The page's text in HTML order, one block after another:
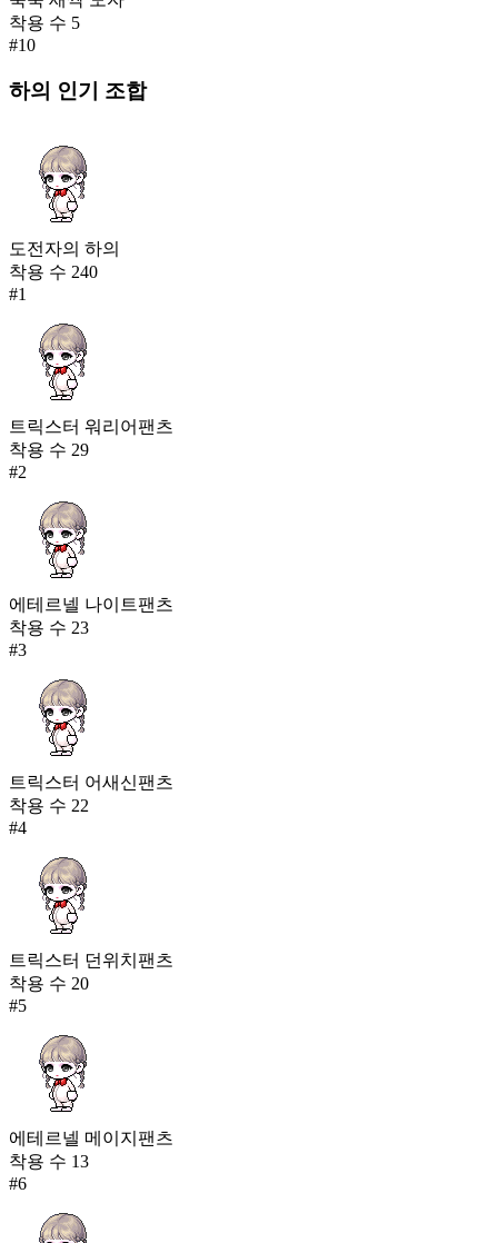
착용 수 5
#10
하의 인기 조합
도전자의 하의
착용 수 240
#1
트릭스터 워리어팬츠
착용 수 29
#2
에테르넬 나이트팬츠
착용 수 23
#3
트릭스터 어새신팬츠
착용 수 22
#4
트릭스터 던위치팬츠
착용 수 20
#5
에테르넬 메이지팬츠
착용 수 13
#6